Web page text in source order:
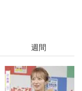
週間